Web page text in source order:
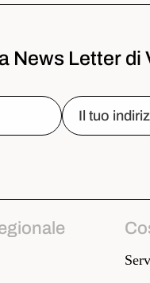
News Letter di